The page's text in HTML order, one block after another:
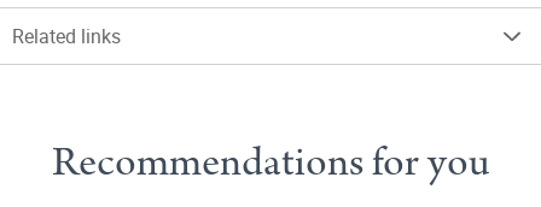
Related links
Recommendations for you